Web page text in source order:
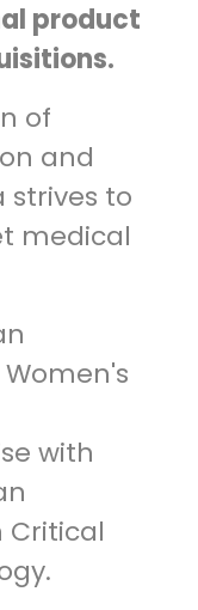
product
of
and
strives to
medical
with
Critical